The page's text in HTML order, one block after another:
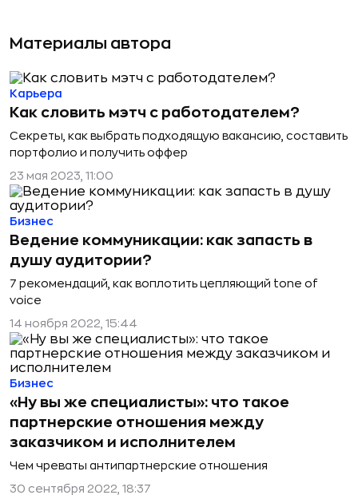
Материалы автора
Как словить мэтч с работодателем?
Cекреты, как выбрать подходящую вакансию, составить
портфолио и получить оффер
Карьера
23 мая 2023, 11:00
Ведение коммуникации: как запасть в
душу аудитории?
7 рекомендаций, как воплотить цепляющий tone of
voice
Бизнес
14 ноября 2022, 15:44
«Ну вы же специалисты»: что такое
партнерские отношения между
заказчиком и исполнителем
Чем чреваты антипартнерские отношения
Бизнес
30 сентября 2022, 18:37